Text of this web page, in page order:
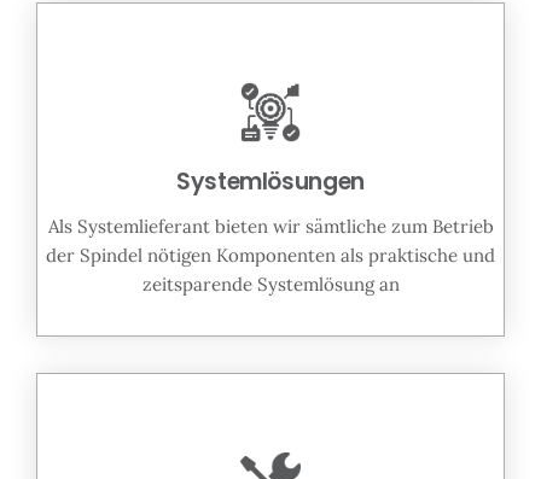
Systemlösungen
Als Systemlieferant bieten wir sämtliche zum Betrieb
der Spindel nötigen Komponenten als praktische und
zeitsparende Systemlösung an